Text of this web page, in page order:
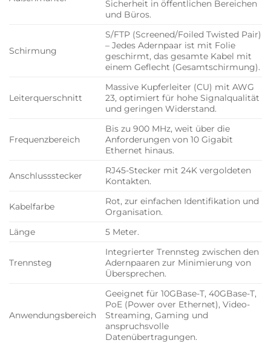
Sicherheit in öffentlichen Bereichen
und Büros.
Schirmung
S/FTP (Screened/Foiled Twisted Pair)
– Jedes Adernpaar ist mit Folie
geschirmt, das gesamte Kabel mit
einem Geflecht (Gesamtschirmung).
Leiterquerschnitt
Massive Kupferleiter (CU) mit AWG
23, optimiert für hohe Signalqualität
und geringen Widerstand.
Frequenzbereich
Bis zu 900 MHz, weit über die
Anforderungen von 10 Gigabit
Ethernet hinaus.
Anschlussstecker
RJ45-Stecker mit 24K vergoldeten
Kontakten.
Kabelfarbe
Rot, zur einfachen Identifikation und
Organisation.
Länge
5 Meter.
Trennsteg
Integrierter Trennsteg zwischen den
Adernpaaren zur Minimierung von
Übersprechen.
Anwendungsbereich
Geeignet für 10GBase-T, 40GBase-T,
PoE (Power over Ethernet), Video-
Streaming, Gaming und
anspruchsvolle
Datenübertragungen.